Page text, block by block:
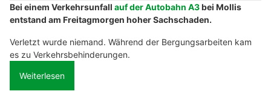
Bei einem Verkehrsunfall auf der Autobahn A3bei Mollis
entstand am Freitagmorgen hoher Sachschaden.
Verletzt wurde niemand. Während der Bergungsarbeiten kam
es zu Verkehrsbehinderungen.
Weiterlesen